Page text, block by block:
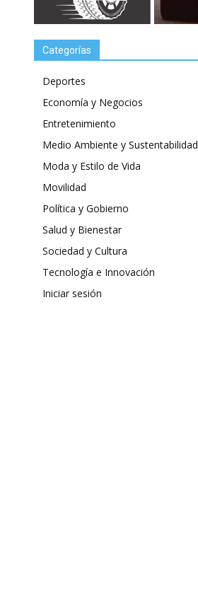
Categorías
Deportes
Economía y Negocios
Entretenimiento
Medio Ambiente y Sustentabilidad
Moda y Estilo de Vida
Movilidad
Política y Gobierno
Salud y Bienestar
Sociedad y Cultura
Tecnología e Innovación
Iniciar sesión